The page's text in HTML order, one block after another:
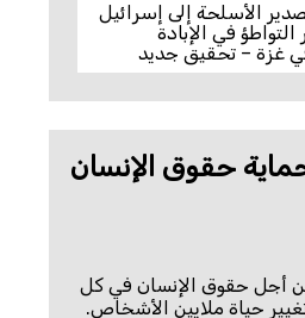
الأسلحة إلى إسرائيل
في الإبادة
غزة – تحقيق جديد
حقوق الإنسان
من أجل حقوق الإنسان في كل
حياة ملايين الأشخاص.